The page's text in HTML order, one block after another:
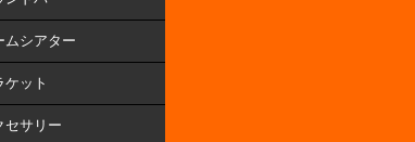
ムシアター
ケット
セサリー